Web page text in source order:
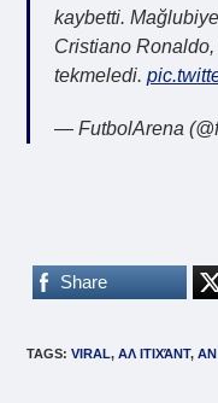
kaybetti.
Cristiano
tekmeledi.
— FutbolArena
Share
TAGS:VIRAL, ΑΛ ΙΤΙΧΆΝΤ, ΑΝ